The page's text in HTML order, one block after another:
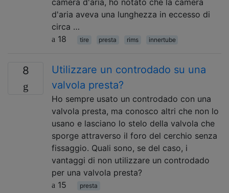
d'aria aveva una lunghezza in eccesso di
circa …
18
tire presta rims innertube
8
Utilizzare un controdado su una
valvola presta?
Ho sempre usato un controdado con una
valvola presta, ma conosco altri che non lo
usano e lasciano lo stelo della valvola che
sporge attraverso il foro del cerchio senza
fissaggio. Quali sono, se del caso, i
vantaggi di non utilizzare un controdado
per una valvola presta?
15
presta